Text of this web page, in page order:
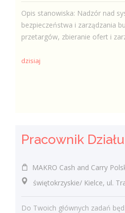
Opis stanowiska: Nadzór nad
bezpieczeństwa i zarządzania
przetargów, zbieranie ofert i
dzisiaj
MAKRO Cash and Carry
świętokrzyskie/ Kielce, ul.
Do Twoich głównych zadań